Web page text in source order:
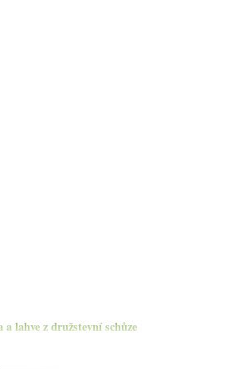
a lahve z družstevní schůze
a Cornelissen, ceny Cham...